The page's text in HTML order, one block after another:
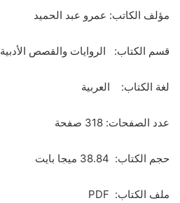
مؤلف الكاتب: عمرو عبد الحميد
قسم الكتاب: الروايات والقصص الأدبية
لغة الكتاب: العربية
عدد الصفحات: 318 صفحة
حجم الكتاب: 38.84 ميجا بايت
ملف الكتاب: PDF